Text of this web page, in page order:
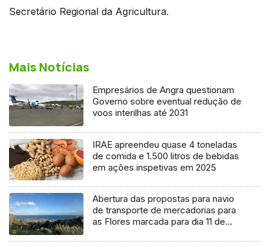
Secretário Regional da Agricultura.
Mais Notícias
Empresários de Angra questionam
Governo sobre eventual redução de
voos interilhas até 2031
IRAE apreendeu quase 4 toneladas
de comida e 1.500 litros de bebidas
em ações inspetivas em 2025
Abertura das propostas para navio
de transporte de mercadorias para
as Flores marcada para dia 11 de